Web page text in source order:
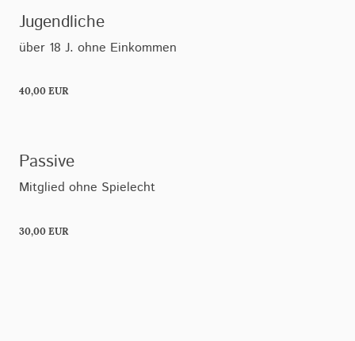
Jugendliche
über 18 J. ohne Einkommen
40,00 EUR
Passive
Mitglied ohne Spielecht
30,00 EUR